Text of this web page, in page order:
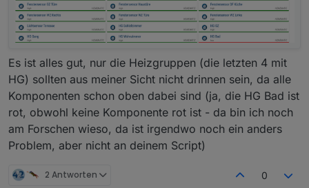
Es ist alles gut, nur die Heizgruppen (die letzten 4 mit
HG) sollten aus meiner Sicht nicht drinnen sein, da alle
Komponenten schon oben dabei sind (ja, die HG Bad ist
rot, obwohl keine Komponente rot ist - da bin ich noch
am Forschen wieso, da ist irgendwo noch ein anders
Problem, aber nicht an deinem Script)
2 Antworten 0